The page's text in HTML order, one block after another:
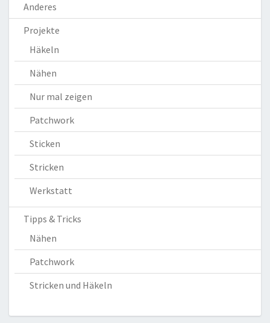
Anderes
Projekte
Häkeln
Nähen
Nur mal zeigen
Patchwork
Sticken
Stricken
Werkstatt
Tipps & Tricks
Nähen
Patchwork
Stricken und Häkeln